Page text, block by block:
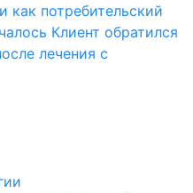
как потребительский
Клиент обратился
лечения с